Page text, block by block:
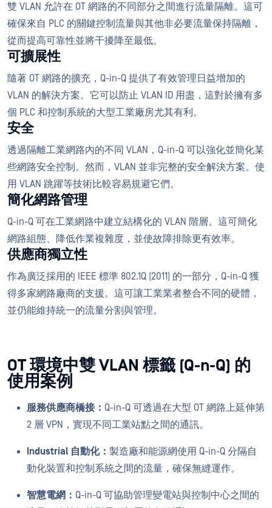
雙 VLAN 允許在 OT 網路的不同部分之間進行流量隔離。這可
確保來自 PLC 的關鍵控制流量與其他非必要流量保持隔離，
從而提高可靠性並將干擾降至最低。
可擴展性
隨著 OT 網路的擴充，Q-in-Q 提供了有效管理日益增加的
VLAN 的解決方案。它可以防止 VLAN ID 用盡，這對於擁有多
個 PLC 和控制系統的大型工業廠房尤其有利。
安全
透過隔離工業網路內的不同 VLAN，Q-in-Q 可以強化並簡化某
些網路安全控制。然而，VLAN 並非完整的安全解決方案。使
用 VLAN 跳躍等技術比較容易規避它們。
簡化網路管理
Q-in-Q 可在工業網路中建立結構化的 VLAN 階層。這可簡化
網路組態、降低作業複雜度，並使故障排除更有效率。
供應商獨立性
作為廣泛採用的 IEEE 標準 802.1Q (2011) 的一部分，Q-in-Q 獲
得多家網路廠商的支援。這可讓工業業者整合不同的硬體，
並仍能維持統一的流量分割與管理。
OT 環境中雙 VLAN 標籤 (Q-n-Q) 的
使用案例
服務供應商橋接： Q-in-Q 可透過在大型 OT 網路上延伸第
2 層 VPN，實現不同工業站點之間的通訊。
Industrial 自動化： 製造廠和能源網使用 Q-in-Q 分隔自
動化裝置和控制系統之間的流量，確保無縫運作。
智慧電網： Q-in-Q 可協助管理變電站與控制中心之間的